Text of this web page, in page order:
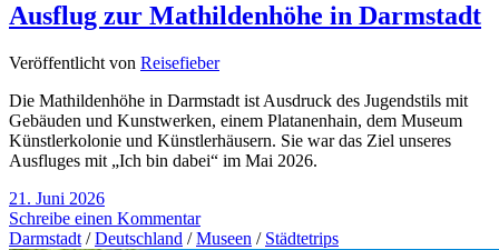
Ausflug zur Mathildenhöhe in Darmstadt
Veröffentlicht von Reisefieber
Die Mathildenhöhe in Darmstadt ist Ausdruck des Jugendstils mit
Gebäuden und Kunstwerken, einem Platanenhain, dem Museum
Künstlerkolonie und Künstlerhäusern. Sie war das Ziel unseres
Ausfluges mit „Ich bin dabei“ im Mai 2026.
21. Juni 2026
Schreibe einen Kommentar
Darmstadt /Deutschland /Museen / Städtetrips